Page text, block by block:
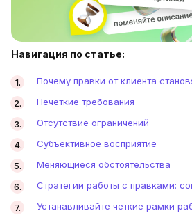
Навигация по статье:
Почему правки от клиента
Нечеткие требования
Отсутствие ограничений
Субъективное восприятие
Меняющиеся обстоятельства
Стратегии работы с правками:
Устанавливайте четкие рамки